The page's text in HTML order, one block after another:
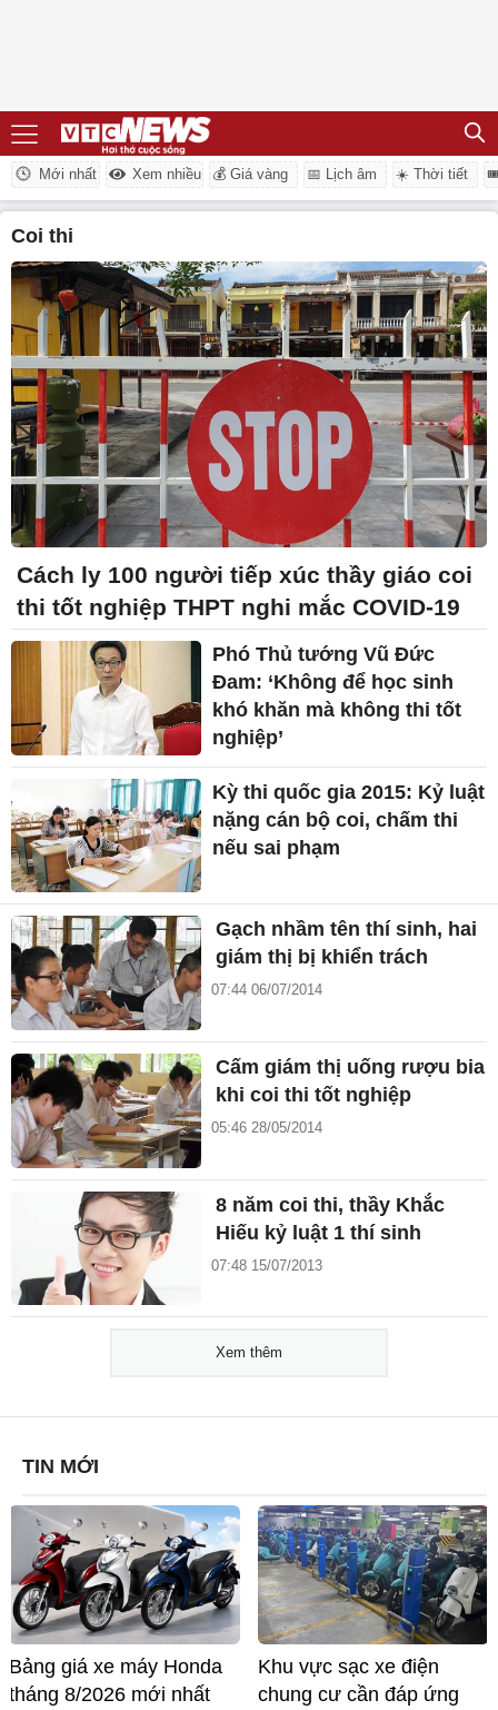
Mới nhất Xem nhiều 💰 Giá vàng 📅 Lịch âm ☀️ Thời tiết
coi thi
Cách ly 100 người tiếp xúc thầy giáo coi
thi tốt nghiệp THPT nghi mắc COVID-19
Phó Thủ tướng Vũ Đức
Đam: ‘Không để học sinh
khó khăn mà không thi tốt
nghiệp’
Kỳ thi quốc gia 2015: Kỷ luật
nặng cán bộ coi, chấm thi
nếu sai phạm
Gạch nhầm tên thí sinh, hai
giám thị bị khiển trách
07:44 06/07/2014
Cấm giám thị uống rượu bia
khi coi thi tốt nghiệp
05:46 28/05/2014
8 năm coi thi, thầy Khắc
Hiếu kỷ luật 1 thí sinh
07:48 15/07/2013
Xem thêm
TIN MỚI
Bảng giá xe máy Honda
tháng 8/2026 mới nhất
Khu vực sạc xe điện
chung cư cần đáp ứng